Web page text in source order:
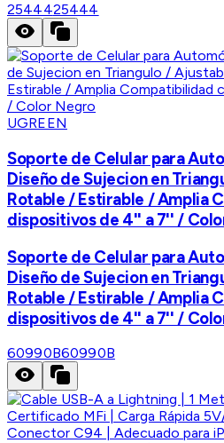
2544425444
UGREEN
Soporte de Celular para
Diseño de Sujecion en
Rotable / Estirable / Amplia
dispositivos de 4'' a 7'' /
Soporte de Celular para
Diseño de Sujecion en
Rotable / Estirable / Amplia
dispositivos de 4'' a 7'' /
60990B60990B